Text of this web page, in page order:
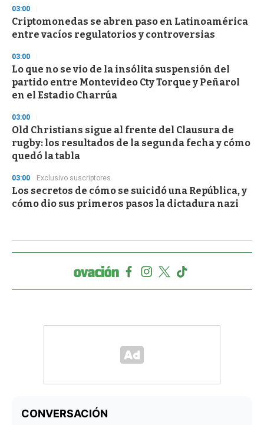
03:00
Criptomonedas se abren paso en Latinoamérica
entre vacíos regulatorios y controversias
03:00
Lo que no se vio de la insólita suspensión del
partido entre Montevideo Cty Torque y Peñarol
en el Estadio Charrúa
03:00
Old Christians sigue al frente del Clausura de
rugby: los resultados de la segunda fecha y cómo
quedó la tabla
03:00 Exclusivo suscriptores
Los secretos de cómo se suicidó una República, y
cómo dio sus primeros pasos la dictadura nazi